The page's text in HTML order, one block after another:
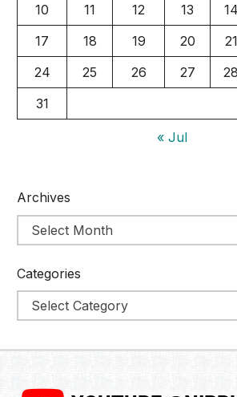
10
11 12 13 14
17
18 19 20 21
24
25 26 27 28
31
« Jul
Archives
Categories